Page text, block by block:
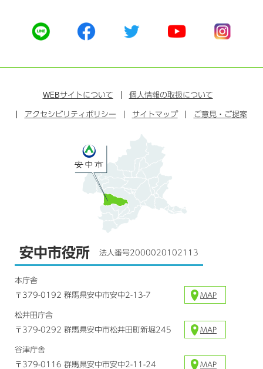
公
式
イ
公
式
ェ
ス
ッ
公
式
イ
タ
公
ー
ュ
ブ
公
式
ン
ラ
WEBサイトについて 個人情報の取扱について
アクセシビリティポリシー サイトマップ ご意見・ご提案
安中市役所 法人番号2000020102113
本庁舎
〒379-0192 群馬県安中市安中2-13-7
MAP
松井田庁舎
〒379-0292 群馬県安中市松井田町新堀245
MAP
谷津庁舎
〒379-0116 群馬県安中市安中2-11-24
MAP